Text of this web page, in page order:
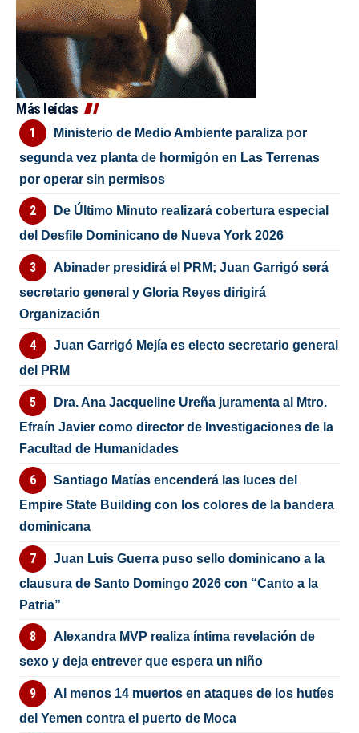
Más leídas
Ministerio de Medio Ambiente paraliza por
segunda vez planta de hormigón en Las Terrenas
por operar sin permisos
De Último Minuto realizará cobertura especial
del Desfile Dominicano de Nueva York 2026
Abinader presidirá el PRM; Juan Garrigó será
secretario general y Gloria Reyes dirigirá
Organización
Juan Garrigó Mejía es electo secretario general
del PRM
Dra. Ana Jacqueline Ureña juramenta al Mtro.
Efraín Javier como director de Investigaciones de la
Facultad de Humanidades
Santiago Matías encenderá las luces del
Empire State Building con los colores de la bandera
dominicana
Juan Luis Guerra puso sello dominicano a la
clausura de Santo Domingo 2026 con “Canto a la
Patria”
Alexandra MVP realiza íntima revelación de
sexo y deja entrever que espera un niño
Al menos 14 muertos en ataques de los hutíes
del Yemen contra el puerto de Moca